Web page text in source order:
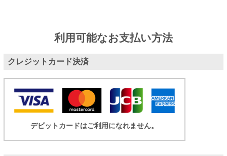
利用可能なお支払い方法
クレジットカード決済
デビットカードはご利用になれません。